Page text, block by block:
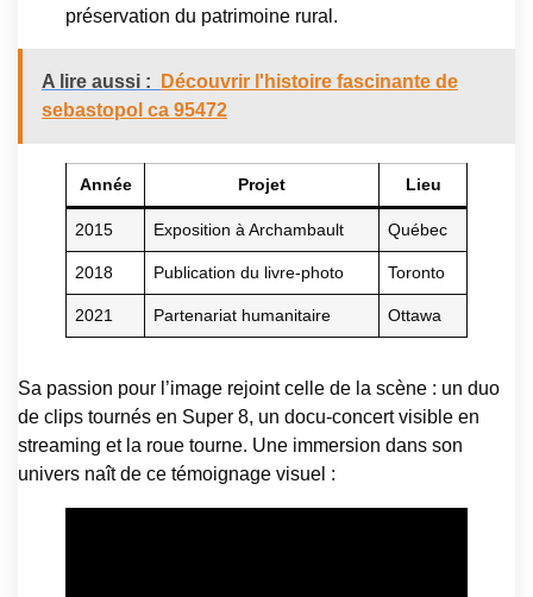
préservation du patrimoine rural.
A lire aussi :
Découvrir l'histoire fascinante de
sebastopol ca 95472
Année Projet Lieu
2015 Exposition à Archambault Québec
2018 Publication du livre-photo Toronto
2021 Partenariat humanitaire Ottawa
Sa passion pour l’image rejoint celle de la scène : un duo
de clips tournés en Super 8, un docu-concert visible en
streaming et la roue tourne. Une immersion dans son
univers naît de ce témoignage visuel :